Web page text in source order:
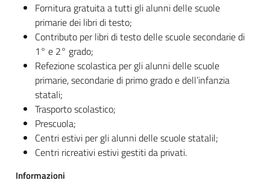
Fornitura gratuita a tutti gli alunni delle scuole
primarie dei libri di testo;
Contributo per libri di testo delle scuole secondarie di
1° e 2° grado;
Refezione scolastica per gli alunni delle scuole
primarie, secondarie di primo grado e dell’infanzia
statali;
Trasporto scolastico;
Prescuola;
Centri estivi per gli alunni delle scuole statalil;
Centri ricreativi estivi gestiti da privati.
Informazioni